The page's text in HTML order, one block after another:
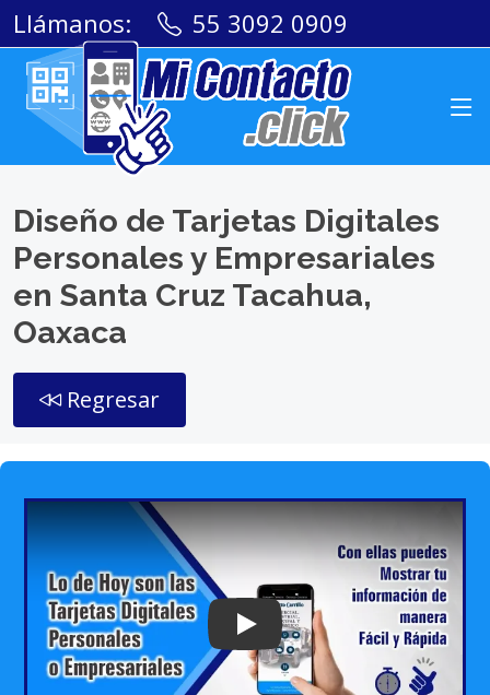
Llámanos: 55 3092 0909
Diseño de Tarjetas Digitales
Personales y Empresariales
en Santa Cruz Tacahua,
Oaxaca
Regresar
Play: Keynote (Google I/O '18)